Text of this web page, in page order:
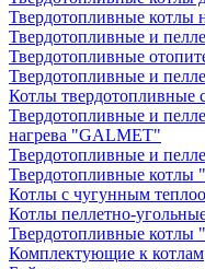
Твердотопливные котлы
Твердотопливные и
Твердотопливные
Твердотопливные и
Котлы
Твердотопливные и
нагрева "GALMET"
Твердотопливные и
Твердотопливные котлы
Котлы с чугунным
Котлы пеллетно-
Твердотопливные котлы
Комплектующие к котлам